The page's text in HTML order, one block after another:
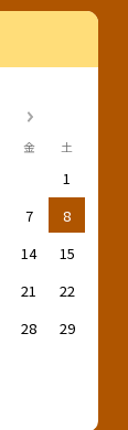
金 土
1
7
8
14
15
21
22
28
29